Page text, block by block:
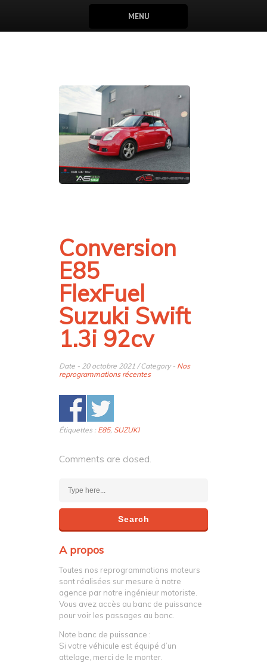
MENU
Conversion
E85
FlexFuel
Suzuki Swift
1.3i 92cv
Date - 20 octobre 2021 / Category - Nos
reprogrammations récentes
Étiquettes : E85, SUZUKI
Comments are closed.
A propos
Toutes nos reprogrammations moteurs
sont réalisées sur mesure à notre
agence par notre ingénieur motoriste.
Vous avez accès au banc de puissance
pour voir les passages au banc.
Note banc de puissance :
Si votre véhicule est équipé d’un
attelage, merci de le monter.